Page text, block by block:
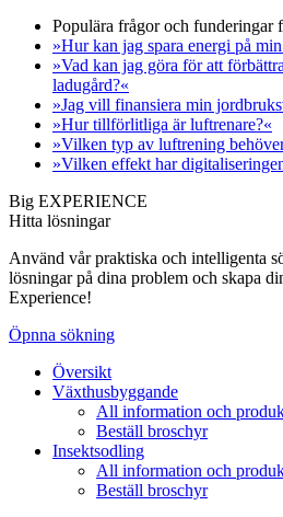
Populära frågor och funderingar
»Hur kan jag spara energi på
»Vad kan jag göra för att
ladugård?«
»Jag vill finansiera min
»Hur tillförlitliga är luftrenare?«
»Vilken typ av luftrening
»Vilken effekt har
Big EXPERIENCE
Hitta lösningar
Använd vår praktiska och intelligenta
lösningar på dina problem och skapa
Experience!
Öpnna sökning
Översikt
Växthusbyggande
All information och
Beställ broschyr
Insektsodling
All information och
Beställ broschyr